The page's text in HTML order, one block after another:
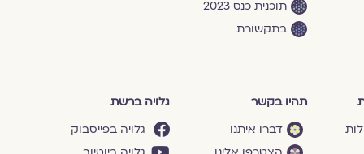
תוכנית כנס 2023
בתקשורת
תהיו בקשר
דברו איתנו
גלויה ברשת
גלויה בפייסבוק